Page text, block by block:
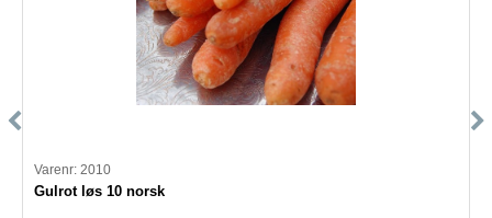
Varenr: 2010
Gulrot løs 10 norsk